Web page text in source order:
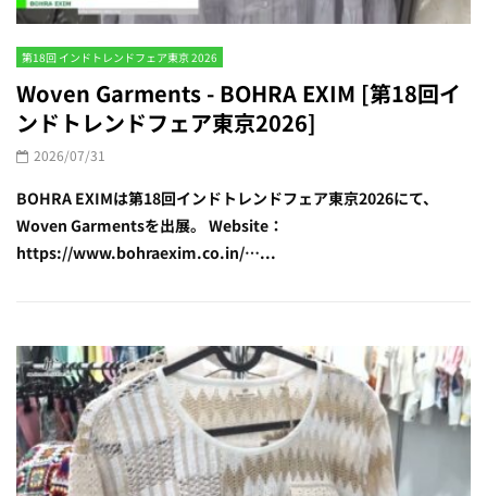
第18回 インドトレンドフェア東京 2026
Woven Garments - BOHRA EXIM [第18回イ
ンドトレンドフェア東京2026]
2026/07/31
BOHRA EXIMは第18回インドトレンドフェア東京2026にて、
Woven Garmentsを出展。 Website：
https://www.bohraexim.co.in/…...